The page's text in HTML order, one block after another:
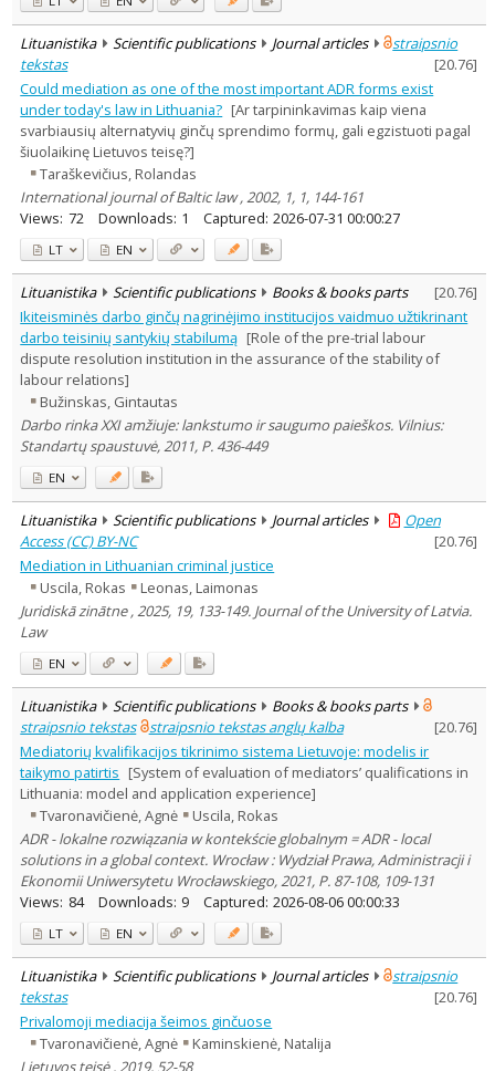
Lituanistika Scientific publications Journal articles
straipsnio
tekstas
[20.76]
Could mediation as one of the most important ADR forms exist
under today's law in Lithuania? [Ar tarpininkavimas kaip viena
svarbiausių alternatyvių ginčų sprendimo formų, gali egzistuoti pagal
šiuolaikinę Lietuvos teisę?]
Taraškevičius, Rolandas
International journal of Baltic law , 2002, 1, 1, 144-161
Views: 72 Downloads: 1 Captured: 2026-07-31 00:00:27
LT EN
Lituanistika Scientific publications Books & books parts [20.76]
Ikiteisminės darbo ginčų nagrinėjimo institucijos vaidmuo užtikrinant
darbo teisinių santykių stabilumą [Role of the pre-trial labour
dispute resolution institution in the assurance of the stability of
labour relations]
Bužinskas, Gintautas
Darbo rinka XXI amžiuje: lankstumo ir saugumo paieškos. Vilnius:
Standartų spaustuvė, 2011, P. 436-449
EN
Lituanistika Scientific publications Journal articles
Open
Access (CC) BY-NC
[20.76]
Mediation in Lithuanian criminal justice
Uscila, Rokas
Leonas, Laimonas
Juridiskā zinātne , 2025, 19, 133-149. Journal of the University of Latvia.
Law
EN
Lituanistika Scientific publications
Books & books parts
straipsnio tekstas
straipsnio tekstas anglų kalba [20.76]
Mediatorių kvalifikacijos tikrinimo sistema Lietuvoje: modelis ir
taikymo patirtis [System of evaluation of mediators’ qualifications in
Lithuania: model and application experience]
Tvaronavičienė, Agnė
Uscila, Rokas
ADR - lokalne rozwiązania w kontekście globalnym = ADR - local
solutions in a global context. Wrocław : Wydział Prawa, Administracji i
Ekonomii Uniwersytetu Wrocławskiego, 2021, P. 87-108, 109-131
Views: 84 Downloads: 9 Captured: 2026-08-06 00:00:33
LT EN
Lituanistika Scientific publications Journal articles
straipsnio
tekstas
[20.76]
Privalomoji mediacija šeimos ginčuose
Tvaronavičienė, Agnė
Kaminskienė, Natalija
Lietuvos teisė , 2019, 52-58